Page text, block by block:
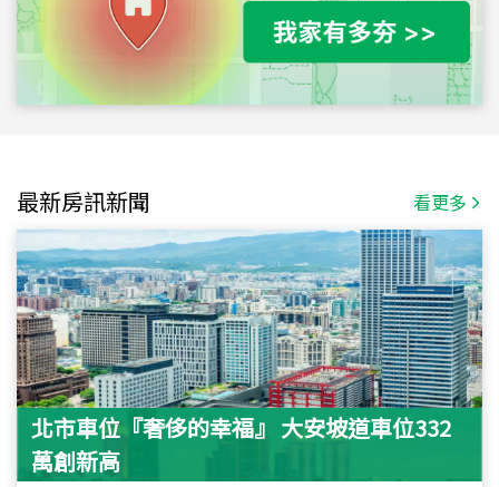
最新房訊新聞 看更多
北市車位『奢侈的幸福』 大安坡道車位332
萬創新高